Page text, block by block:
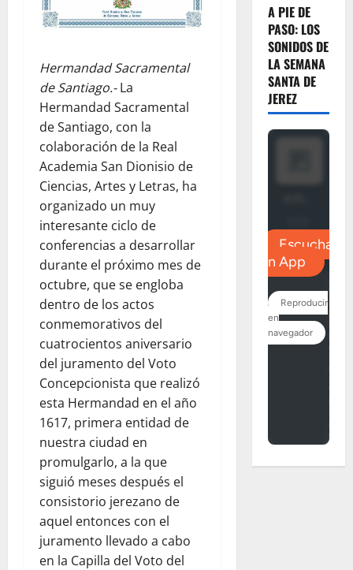
Hermandad Sacramental
de Santiago.-La
Hermandad Sacramental
de Santiago, con la
colaboración de la Real
Academia San Dionisio de
Ciencias, Artes y Letras, ha
organizado un muy
interesante ciclo de
conferencias a desarrollar
durante el próximo mes de
octubre, que se engloba
dentro de los actos
conmemorativos del
cuatrocientos aniversario
del juramento del Voto
Concepcionista que realizó
esta Hermandad en el año
1617, primera entidad de
nuestra ciudad en
promulgarlo, a la que
siguió meses después el
consistorio jerezano de
aquel entonces con el
juramento llevado a cabo
en la Capilla del Voto del
A PIE DE
PASO: LOS
SONIDOS DE
LA SEMANA
SANTA DE
JEREZ